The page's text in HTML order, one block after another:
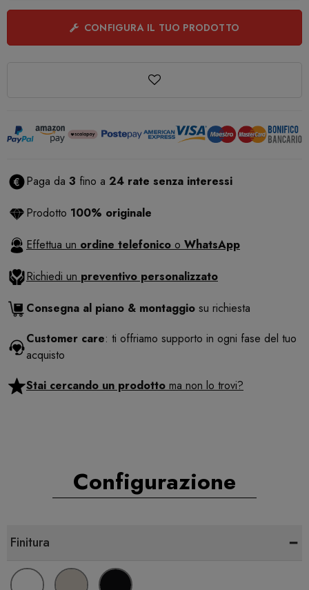
CONFIGURA IL TUO PRODOTTO
Paga da 3 fino a 24 rate senza interessi
Prodotto 100% originale
Effettua un ordine telefonico o WhatsApp
Richiedi un preventivo personalizzato
Consegna al piano & montaggio su richiesta
Customer care: ti offriamo supporto in ogni fase del tuo
acquisto
Stai cercando un prodotto ma non lo trovi?
Configurazione
Finitura -